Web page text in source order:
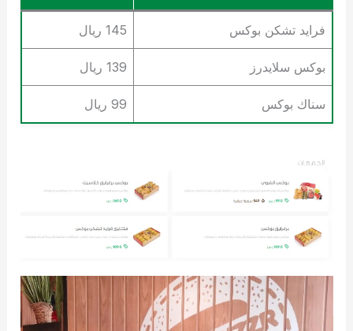
فرايد تشكن بوكس 145 ريال
بوكس سلايدرز 139 ريال
سناك بوكس 99 ريال